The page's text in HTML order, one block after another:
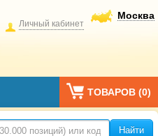
Москва
Личный кабинет
ТОВАРОВ (0)
Найти